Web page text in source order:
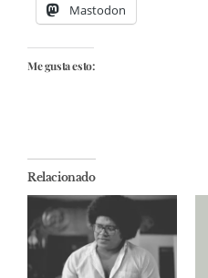
Mastodon
Me gusta esto:
Relacionado